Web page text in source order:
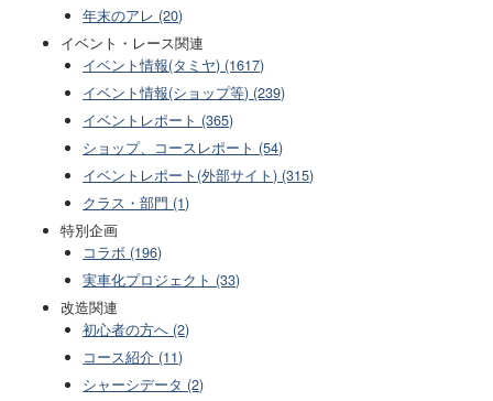
年末のアレ (20)
イベント・レース関連
イベント情報(タミヤ) (1617)
イベント情報(ショップ等) (239)
イベントレポート (365)
ショップ、コースレポート (54)
イベントレポート(外部サイト) (315)
クラス・部門 (1)
特別企画
コラボ (196)
実車化プロジェクト (33)
改造関連
初心者の方へ (2)
コース紹介 (11)
シャーシデータ (2)